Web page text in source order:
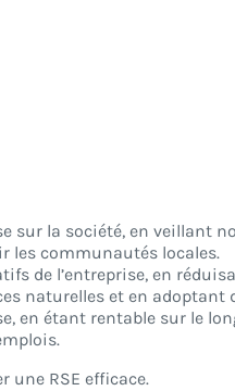
sur la société, en veillant
les communautés locales.
de l’entreprise, en
naturelles et en adoptant
en étant rentable sur le
RSE efficace.